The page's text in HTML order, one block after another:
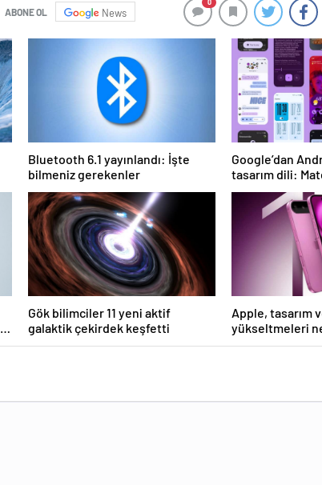
ABONE OL News
Bluetooth 6.1 yayınlandı: İşte
bilmeniz gerekenler
Google’dan
tasarım dili:
Expressive
Gök bilimciler 11 yeni aktif
galaktik çekirdek keşfetti
Apple, tasarım
yükseltmeleri
17 fiyatlarını